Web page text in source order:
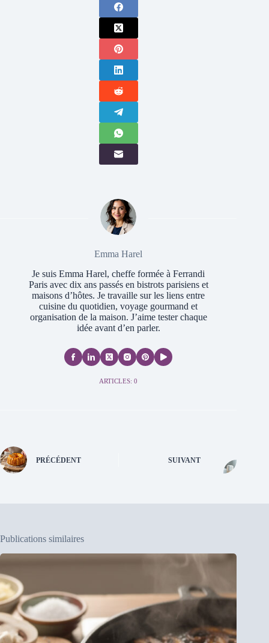
Emma Harel
Je suis Emma Harel, cheffe formée à Ferrandi
Paris avec dix ans passés en bistrots parisiens et
maisons d’hôtes. Je travaille sur les liens entre
cuisine du quotidien, voyage gourmand et
organisation de la maison. J’aime tester chaque
idée avant d’en parler.
ARTICLES: 0
PRÉCÉDENT SUIVANT
Publications similaires